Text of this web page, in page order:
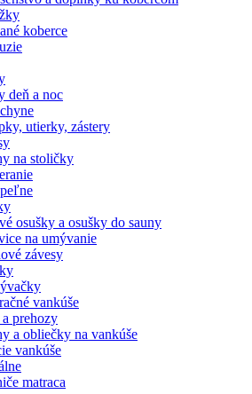
koberce
deň a noc
utierky, zástery
na stoličky
osušky a osušky do sauny
na umývanie
závesy
vankúše
prehozy
a obliečky na vankúše
vankúše
matraca